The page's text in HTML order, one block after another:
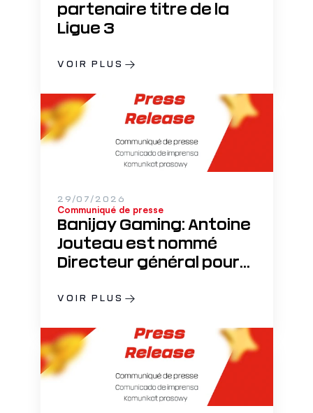
partenaire titre de la
Ligue 3
VOIR PLUS
Banijay Gaming: Antoine
Jouteau est nommé
Directeur général pour
de développement
Communiqué de presse
29/07/2026
VOIR PLUS